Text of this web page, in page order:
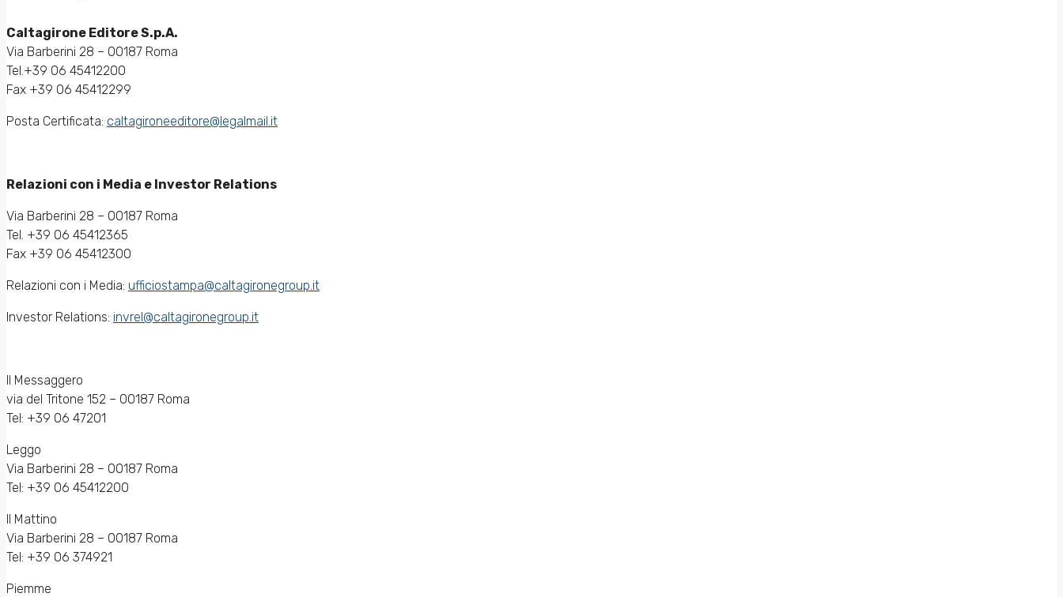
Caltagirone Editore S.p.A.
Via Barberini 28 – 00187 Roma
Tel.+39 06 45412200
Fax +39 06 45412299
Posta Certificata: caltagironeeditore@legalmail.it
Relazioni con i Media e Investor Relations
Via Barberini 28 – 00187 Roma
Tel. +39 06 45412365
Fax +39 06 45412300
Relazioni con i Media: ufficiostampa@caltagironegroup.it
Investor Relations: invrel@caltagironegroup.it
Il Messaggero
via del Tritone 152 – 00187 Roma
Tel: +39 06 47201
Leggo
Via Barberini 28 – 00187 Roma
Tel: +39 06 45412200
Il Mattino
Via Barberini 28 – 00187 Roma
Tel: +39 06 374921
Piemme